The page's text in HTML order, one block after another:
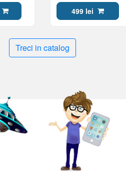
499 lei
Treci in catalog